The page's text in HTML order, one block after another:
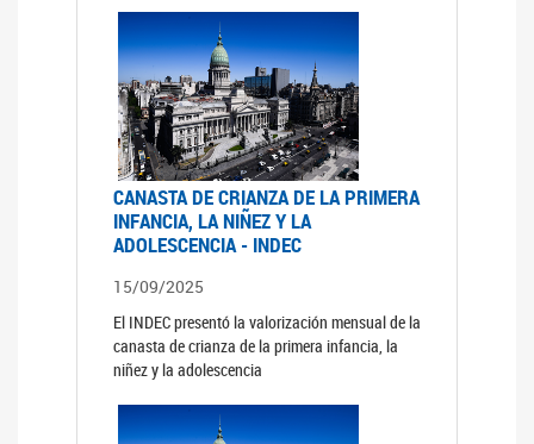
CANASTA DE CRIANZA DE LA PRIMERA
INFANCIA, LA NIÑEZ Y LA
ADOLESCENCIA - INDEC
15/09/2025
El INDEC presentó la valorización mensual de la
canasta de crianza de la primera infancia, la
niñez y la adolescencia